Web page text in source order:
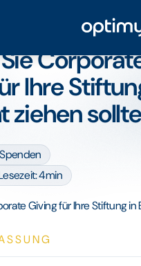
Giving für Ihre Stiftung in
Ihre
ziehen
4min